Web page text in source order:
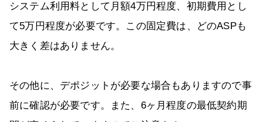
システム利用料として月額4万円程度、初期費用とし
て5万円程度が必要です。この固定費は、どのASPも
大きく差はありません。
その他に、デポジットが必要な場合もありますので事
前に確認が必要です。また、6ヶ月程度の最低契約期